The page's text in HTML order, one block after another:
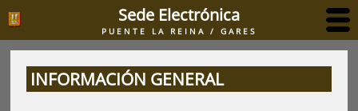
Sede Electrónica
PUENTE LA REINA / GARES
INFORMACIÓN GENERAL